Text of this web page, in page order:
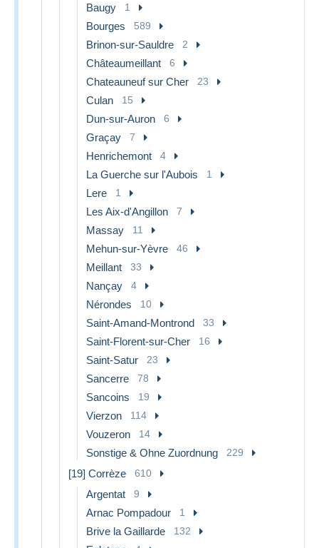
Baugy 1
Bourges 589
Brinon-sur-Sauldre 2
Châteaumeillant 6
Chateauneuf sur Cher 23
Culan 15
Dun-sur-Auron 6
Graçay 7
Henrichemont 4
La Guerche sur l'Aubois 1
Lere 1
Les Aix-d'Angillon 7
Massay 11
Mehun-sur-Yèvre 46
Meillant 33
Nançay 4
Nérondes 10
Saint-Amand-Montrond 33
Saint-Florent-sur-Cher 16
Saint-Satur 23
Sancerre 78
Sancoins 19
Vierzon 114
Vouzeron 14
Sonstige & Ohne Zuordnung 229
[19] Corrèze 610
Argentat 9
Arnac Pompadour 1
Brive la Gaillarde 132